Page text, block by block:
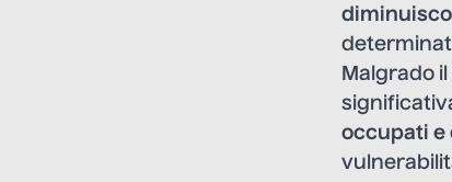
Malgrado
occupati e